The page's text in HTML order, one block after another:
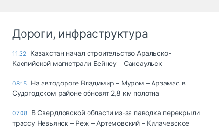
Дороги, инфраструктура
11:32 Казахстан начал строительство Аральско-
Каспийской магистрали Бейнеу – Саксаульск
08:15 На автодороге Владимир – Муром – Арзамас в
Судогодском районе обновят 2,8 км полотна
07.08 В Свердловской области из-за паводка перекрыли
трассу Невьянск – Реж – Артемовский – Килачевское